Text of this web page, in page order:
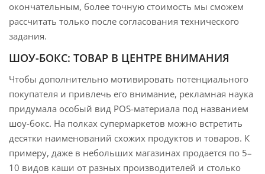
окончательным, более точную стоимость мы сможем
рассчитать только после согласования технического
задания.
ШОУ-БОКС: ТОВАР В ЦЕНТРЕ ВНИМАНИЯ
Чтобы дополнительно мотивировать потенциального
покупателя и привлечь его внимание, рекламная наука
придумала особый вид POS-материала под названием
шоу-бокс. На полках супермаркетов можно встретить
десятки наименований схожих продуктов и товаров. К
примеру, даже в небольших магазинах продается по 5–
10 видов каши от разных производителей и столько